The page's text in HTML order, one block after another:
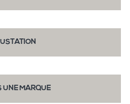
UNE MARQUE